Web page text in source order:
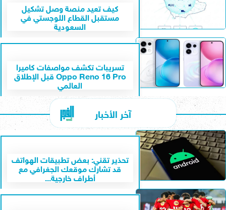
كيف تعيد منصة وصل تشكيل
مستقبل القطاع اللوجستي في
السعودية
تسريبات تكشف مواصفات كاميرا
Oppo Reno 16 Pro قبل الإطلاق
العالمي
آخر الأخبار
تحذير تقني: بعض تطبيقات الهواتف
قد تشارك موقعك الجغرافي مع
أطراف خارجية...